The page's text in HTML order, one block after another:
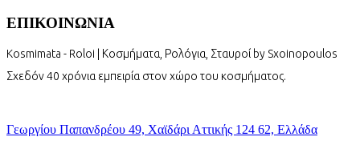
ΕΠΙΚΟΙΝΩΝΙΑ
Kosmimata - Roloi | Κοσμήματα, Ρολόγια, Σταυροί by Sxoinopoulos
Σχεδόν 40 χρόνια εμπειρία στον χώρο του κοσμήματος.
Γεωργίου Παπανδρέου 49, Χαϊδάρι Αττικής 124 62, Ελλάδα